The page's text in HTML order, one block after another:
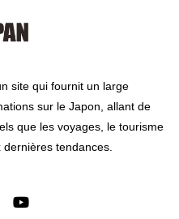
site qui fournit un large
sur le Japon, allant de
que les voyages, le tourisme
tendances.